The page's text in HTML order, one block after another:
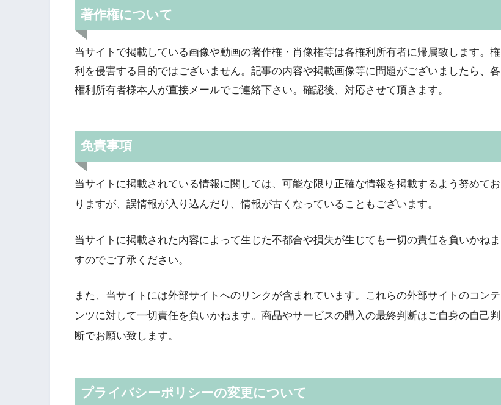
著作権について
当サイトで掲載している画像や動画の著作権・肖像権等は各権利所有者に帰属致します。権
利を侵害する目的ではございません。記事の内容や掲載画像等に問題がございましたら、各
権利所有者様本人が直接メールでご連絡下さい。確認後、対応させて頂きます。
免責事項
当サイトに掲載されている情報に関しては、可能な限り正確な情報を掲載するよう努めてお
りますが、誤情報が入り込んだり、情報が古くなっていることもございます。
当サイトに掲載された内容によって生じた不都合や損失が生じても一切の責任を負いかねま
すのでご了承ください。
また、当サイトには外部サイトへのリンクが含まれています。これらの外部サイトのコンテ
ンツに対して一切責任を負いかねます。商品やサービスの購入の最終判断はご自身の自己判
断でお願い致します。
プライバシーポリシーの変更について